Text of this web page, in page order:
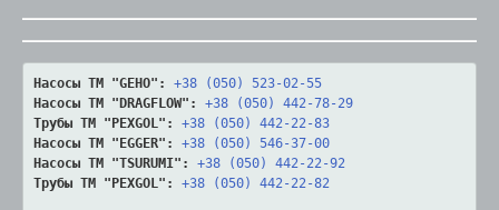
Насосы ТМ "GEHO":
+38 (050) 523-02-55
Насосы ТМ "DRAGFLOW":
+38 (050) 442-78-29
Трубы ТМ "PEXGOL":
+38 (050) 442-22-83
Насосы ТМ "EGGER":
+38 (050) 546-37-00
Насосы ТМ "TSURUMI":
+38 (050) 442-22-92
Трубы ТМ "PEXGOL":
+38 (050) 442-22-82